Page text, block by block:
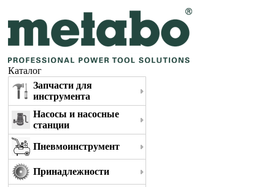
Каталог
Запчасти для
инструмента
Насосы и насосные
станции
Пневмоинструмент
Принадлежности